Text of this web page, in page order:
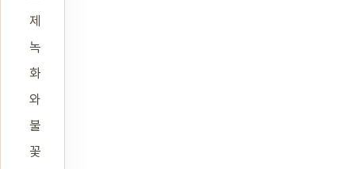
제
녹
화
와
불
꽃